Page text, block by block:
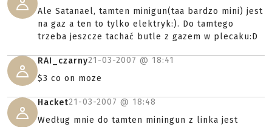
Ale Satanael, tamten minigun(taa bardzo mini) jest
na gaz a ten to tylko elektryk:). Do tamtego
trzeba jeszcze tachać butle z gazem w plecaku:D
RAI_czarny21-03-2007 @ 18:41
$3 co on moze
Hacket21-03-2007 @ 18:48
Według mnie do tamten miningun z linka jest